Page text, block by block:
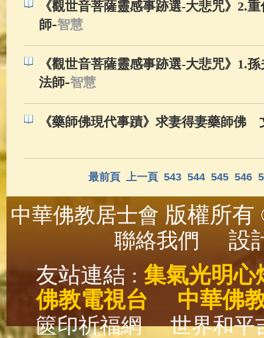
《觀世音菩薩靈感事跡選-大悲咒》2.
師-智慧
《觀世音菩薩靈感事跡選-大悲咒》1.
法師-智慧
《藥師佛現代事蹟》求妻得妻藥師佛
最前頁 上一頁 543 544 545 546
中華佛教居士會 版權所
聯絡我們
設
友站連結 : 集氣光明心
佛教電視台
中華佛
篋印祈福網
世界和平